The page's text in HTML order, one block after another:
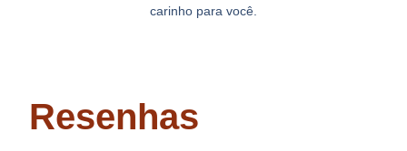
carinho para você.
Resenhas